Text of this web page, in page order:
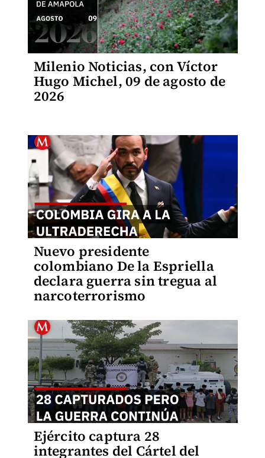
Milenio Noticias, con Víctor
Hugo Michel, 09 de agosto de
2026
Nuevo presidente
colombiano De la Espriella
declara guerra sin tregua al
narcoterrorismo
Ejército captura 28
integrantes del Cártel del